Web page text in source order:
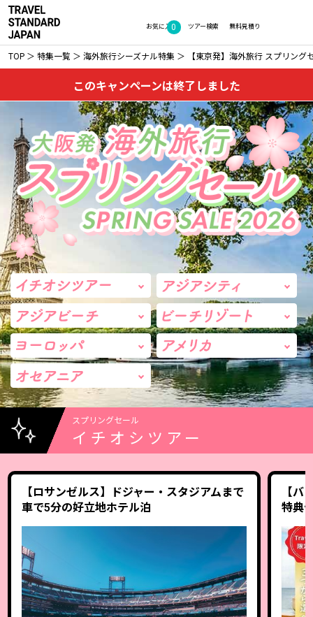
お気に入り
0 無料見積り
ツアー検索
TOP 特集一覧 海外旅行シーズナル特集 【東京発】海外旅行 スプリング
このキャンペーンは終了しました
スプリングセール
イチオシツアー
【ロサンゼルス】ドジャー・スタジアムまで
車で5分の好立地ホテル泊
【バ
特典